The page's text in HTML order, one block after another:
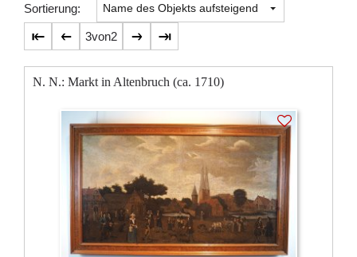
Sortierung:
3von2
N. N.: Markt in Altenbruch (ca. 1710)